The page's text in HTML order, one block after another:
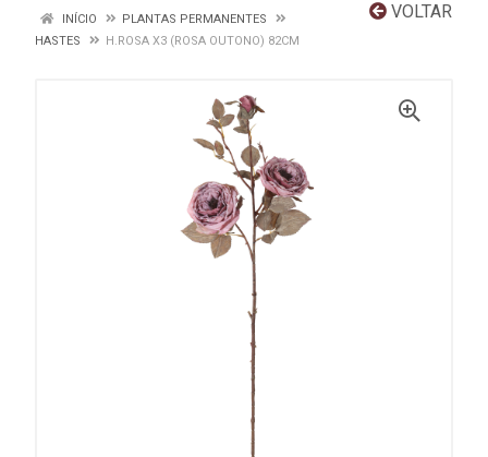
VOLTAR
INÍCIO
PLANTAS PERMANENTES
HASTES
H.ROSA X3 (ROSA OUTONO) 82CM